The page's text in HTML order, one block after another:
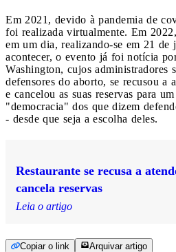
Em 2021, devido à pandemia de
foi realizada virtualmente. Em
em um dia, realizando-se em 21 de
acontecer, o evento já foi notícia
Washington, cujos administradores
defensores do aborto, se recusou a
e cancelou as suas reservas para
"democracia" dos que dizem
- desde que seja a escolha deles.
Restaurante se recusa a
cancela reservas
Leia o artigo
Copiar o link Arquivar artigo